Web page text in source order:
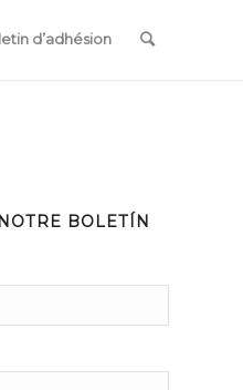
d’adhésion
BOLETÍN